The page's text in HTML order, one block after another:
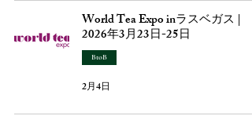
World Tea Expo inラスベガス |
2026年3月23日-25日
BtoB
2月4日